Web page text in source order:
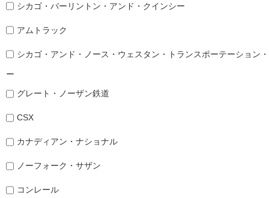
シカゴ・バーリントン・アンド・クインシー
アムトラック
シカゴ・アンド・ノース・ウェスタン・トランスポーテーション
ー
グレート・ノーザン鉄道
CSX
カナディアン・ナショナル
ノーフォーク・サザン
コンレール